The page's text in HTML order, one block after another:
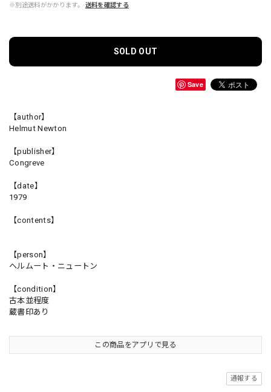
※別途送料がかかります。 送料を確認する
SOLD OUT
Save
【author】
Helmut Newton
【publisher】
Congreve
【date】
1979
【contents】
【person】
ヘルムート・ニュートン
【condition】
古本並程度
蔵書印あり
この商品をアプリで見る
通報する